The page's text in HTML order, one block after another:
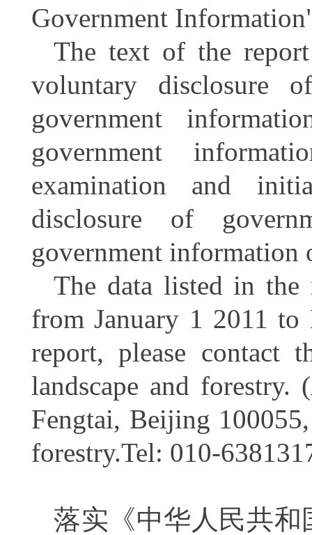
Government
The text of the
voluntary disclosure
government
government
examination and
disclosure of
government information
The data listed in
from January 1 2011
report, please contact
landscape and forestry.
Fengtai, Beijing
forestry.Tel: 010-
落实《中华人民共